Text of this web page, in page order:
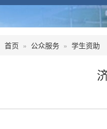
首页 » 公众服务 » 学生资助